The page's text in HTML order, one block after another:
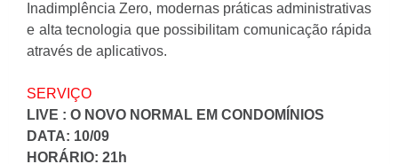
Inadimplência Zero, modernas práticas administrativas
e alta tecnologia que possibilitam comunicação rápida
através de aplicativos.
SERVIÇO
LIVE : O NOVO NORMAL EM CONDOMÍNIOS
DATA: 10/09
HORÁRIO: 21h